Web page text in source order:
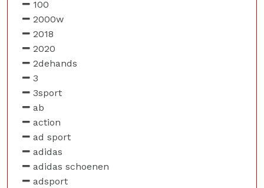
100
2000w
2018
2020
2dehands
3
3sport
ab
action
ad sport
adidas
adidas schoenen
adsport